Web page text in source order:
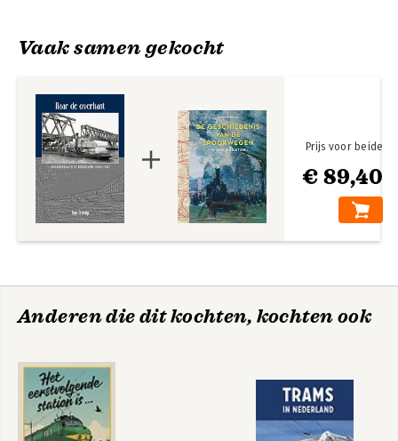
Vaak samen gekocht
€ 89,40
Prijs voor beide
Anderen die dit kochten, kochten ook